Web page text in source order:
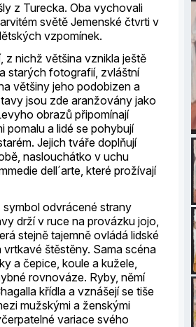
z Turecka. Oba vychovali
světě Jemenské čtvrti v
vzpomínek.
z nichž většina vznikla ještě
starých fotografií, zvláštní
většiny jeho podobizen a
jsou zde aranžovány jako
obrazů připomínají
pomalu a lidé se pohybují
Jejich tváře doplňují
naslouchátko v uchu
dell´arte, které prožívají
odvrácené strany
drží v ruce na provázku jojo,
stejně tajemně ovládá lidské
štěstěny. Sama scéna
a čepice, koule a kužele,
rovnováze. Ryby, němí
křídla a vznášejí se tiše
mužskými a ženskými
variace svého